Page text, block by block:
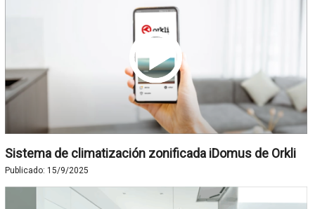
Sistema de climatización zonificada iDomus de Orkli
Publicado: 15/9/2025